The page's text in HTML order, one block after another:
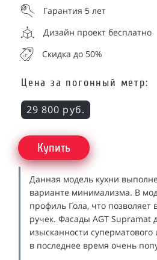
Гарантия 5 лет
Дизайн проект бесплатно
Скидка до 50%
Цена за погонный метр:
29 800 руб.
Купить
Данная модель кухни
варианте минимализма. В
профиль Гола, что позволяет
ручек. Фасады AGT Supramat
изысканности
в последнее время очень